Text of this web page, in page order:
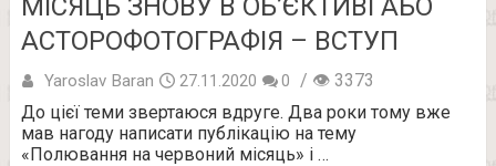
МІСЯЦЬ ЗНОВУ В ОБ’ЄКТИВІ АБО
АСТОРОФОТОГРАФІЯ – ВСТУП
Yaroslav Baran 27.11.2020 0
/ 👁 3373
До цієї теми звертаюся вдруге. Два роки тому вже
мав нагоду написати публікацію на тему
«Полювання на червоний місяць» і …